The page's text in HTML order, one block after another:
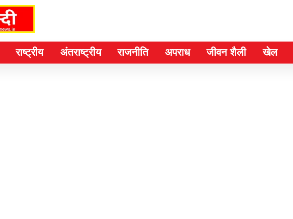
राष्ट्रीय अंतराष्ट्रीय राजनीति अपराध जीवन शैली खेल